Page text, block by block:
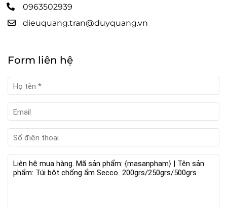
0963502939
dieuquang.tran@duyquang.vn
Form liên hệ